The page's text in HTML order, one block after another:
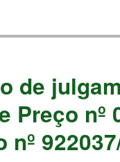
de
Preço nº